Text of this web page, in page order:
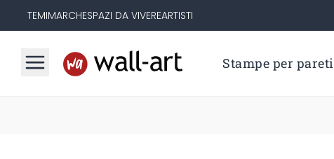
TEMIMARCHESPAZI DA VIVEREARTISTI
Stampe per pareti